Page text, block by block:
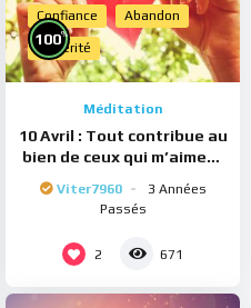
Confiance Abandon
Sincérité
100%
Méditation
10 Avril : Tout contribue au
bien de ceux qui m’aiment
Viter7960
3 Années
Passés
2 671